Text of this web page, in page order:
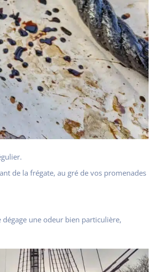
de la frégate, au gré de vos promenades
une odeur bien particulière,